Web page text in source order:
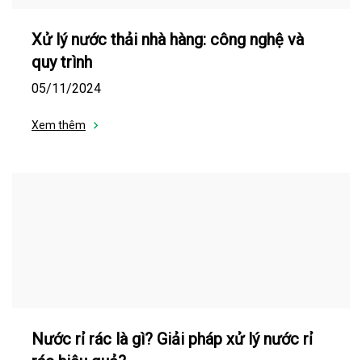
Xử lý nước thải nhà hàng: công nghệ và
quy trình
05/11/2024
Xem thêm
Nước rỉ rác là gì? Giải pháp xử lý nước rỉ